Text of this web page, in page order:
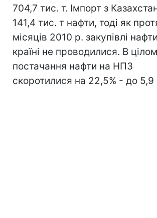
704,7 тис. т. Імпорт з
141,4 тис. т нафти, тоді як
місяців 2010 р. закупівлі
країні не проводилися. В
постачання нафти на НПЗ
скоротилися на 22,5% - до 5,9